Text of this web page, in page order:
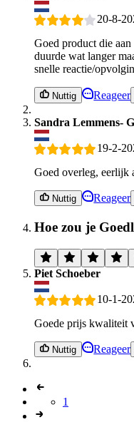
20-8-
Goed product die
duurde wat langer
snelle reactie/
Nuttig Reageer
Sandra Lemmens-
19-2-
Goed overleg, eerlijk
Nuttig Reageer
Hoe zou je
Piet Schoeber
10-1-
Goede prijs kwaliteit
Nuttig Reageer
1